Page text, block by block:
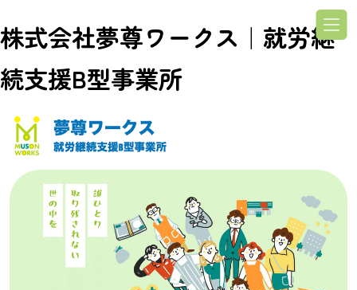
株式会社夢尊ワークス｜就労継
続支援B型事業所